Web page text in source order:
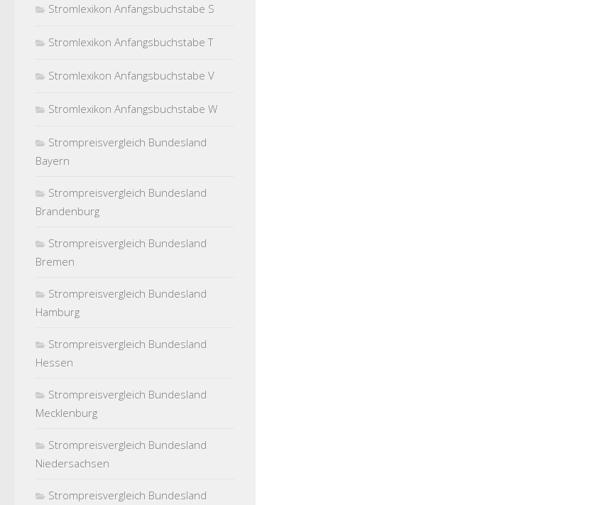
Stromlexikon Anfangsbuchstabe S
Stromlexikon Anfangsbuchstabe T
Stromlexikon Anfangsbuchstabe V
Stromlexikon Anfangsbuchstabe W
Strompreisvergleich Bundesland
Bayern
Strompreisvergleich Bundesland
Brandenburg
Strompreisvergleich Bundesland
Bremen
Strompreisvergleich Bundesland
Hamburg
Strompreisvergleich Bundesland
Hessen
Strompreisvergleich Bundesland
Mecklenburg
Strompreisvergleich Bundesland
Niedersachsen
Strompreisvergleich Bundesland